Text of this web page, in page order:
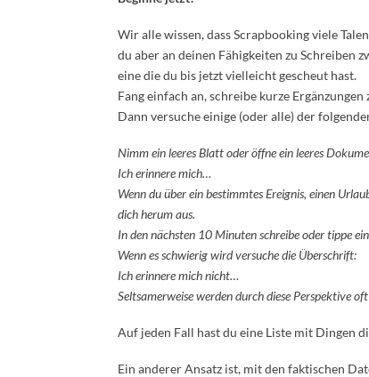
Wir alle wissen, dass Scrapbooking viele
du aber an deinen Fähigkeiten zu Schreiben
eine die du bis jetzt vielleicht gescheut hast.
Fang einfach an, schreibe kurze
Dann versuche einige (oder alle) der
Nimm ein leeres Blatt oder öffne ein leeres
Ich erinnere mich…
Wenn du über ein bestimmtes Ereignis, einen
dich herum aus.
In den nächsten 10 Minuten schreibe oder tippe
Wenn es schwierig wird versuche die Überschrift:
Ich erinnere mich nicht…
Seltsamerweise werden durch diese Perspektive
Auf jeden Fall hast du eine Liste mit Dingen
Ein anderer Ansatz ist, mit den faktischen